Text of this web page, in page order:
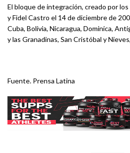
El bloque de integración, creado por
y Fidel Castro el 14 de diciembre de
Cuba, Bolivia, Nicaragua, Dominica,
y las Granadinas, San Cristóbal y
Fuente. Prensa Latina